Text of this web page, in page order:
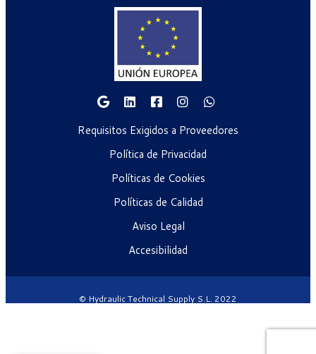
Requisitos Exigidos a Proveedores
Política de Privacidad
Políticas de Cookies
Políticas de Calidad
Aviso Legal
Accesibilidad
© Hydraulic Technical Supply S.L. 2022